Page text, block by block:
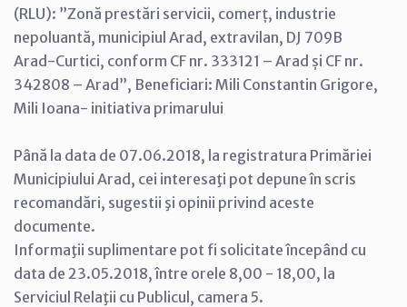
(RLU): ”Zonă prestări servicii, comerț, industrie
nepoluantă, municipiul Arad, extravilan, DJ 709B
Arad-Curtici, conform CF nr. 333121 – Arad și CF nr.
342808 – Arad”, Beneficiari: Mili Constantin Grigore,
Mili Ioana- initiativa primarului
Până la data de 07.06.2018, la registratura Primăriei
Municipiului Arad, cei interesaţi pot depune în scris
recomandări, sugestii şi opinii privind aceste
documente.
Informaţii suplimentare pot fi solicitate începând cu
data de 23.05.2018, între orele 8,00 - 18,00, la
Serviciul Relaţii cu Publicul, camera 5.